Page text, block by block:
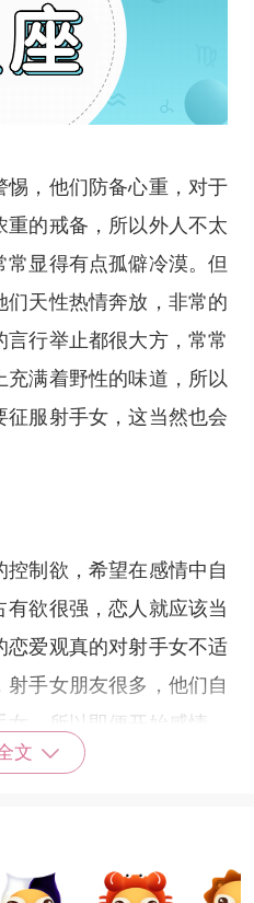
惕，他们防备心重，对于
的戒备，所以外人不太
显得有点孤僻冷漠。但
们天性热情奔放，非常的
行举止都很大方，常常
充满着野性的味道，所以
服射手女，这当然也会
控制欲，希望在感情中自
欲很强，恋人就应该当
恋爱观真的对射手女不适
手女朋友很多，他们自
女，所以即便开始感情，
。
忽不定，难以控制。天蝎
文